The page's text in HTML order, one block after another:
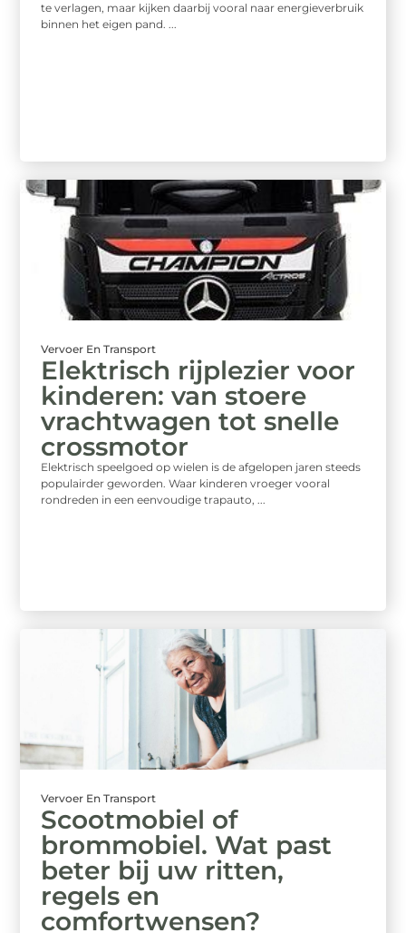
te verlagen, maar kijken daarbij vooral naar energieverbruik
binnen het eigen pand. ...
Vervoer En Transport
Elektrisch rijplezier voor
kinderen: van stoere
vrachtwagen tot snelle
crossmotor
Elektrisch speelgoed op wielen is de afgelopen jaren steeds
populairder geworden. Waar kinderen vroeger vooral
rondreden in een eenvoudige trapauto, ...
Vervoer En Transport
Scootmobiel of
brommobiel. Wat past
beter bij uw ritten,
regels en
comfortwensen?